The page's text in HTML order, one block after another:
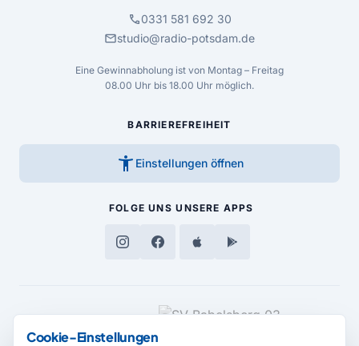
call0331 581 692 30
mailstudio@radio-potsdam.de
Eine Gewinnabholung ist von Montag – Freitag
08.00 Uhr bis 18.00 Uhr möglich.
BARRIEREFREIHEIT
accessibility_new Einstellungen öffnen
FOLGE UNS UNSERE APPS
MEDIENPARTNER
Cookie-Einstellungen